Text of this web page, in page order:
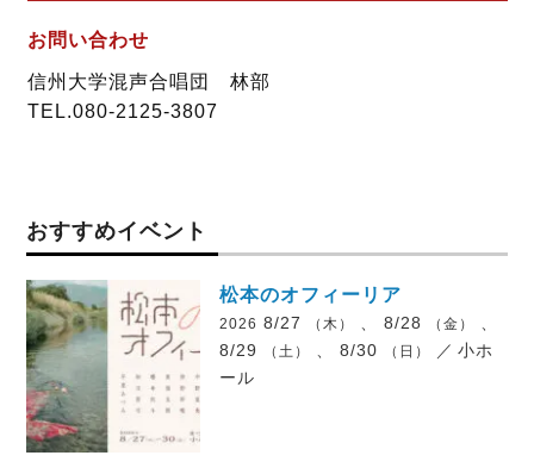
お問い合わせ
信州大学混声合唱団 林部
TEL.080-2125-3807
おすすめイベント
松本のオフィーリア
2026 8/27 （木） 、 8/28 （金）
8/29
（土） 、 8/30 （日） ／ 小ホ
ール